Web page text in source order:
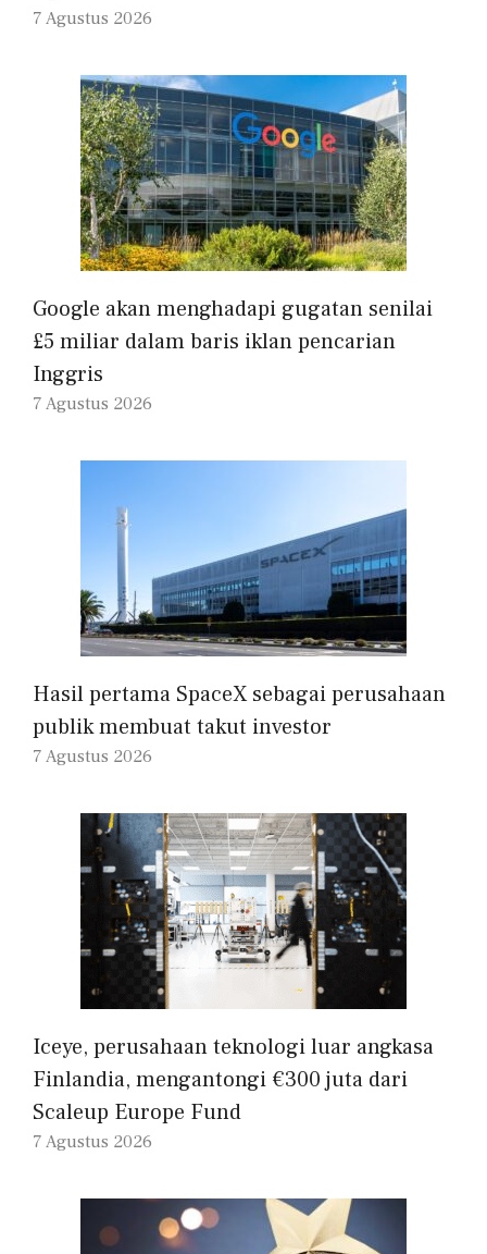
7 Agustus 2026
Google akan menghadapi gugatan senilai
£5 miliar dalam baris iklan pencarian
Inggris
7 Agustus 2026
Hasil pertama SpaceX sebagai perusahaan
publik membuat takut investor
7 Agustus 2026
Iceye, perusahaan teknologi luar angkasa
Finlandia, mengantongi €300 juta dari
Scaleup Europe Fund
7 Agustus 2026